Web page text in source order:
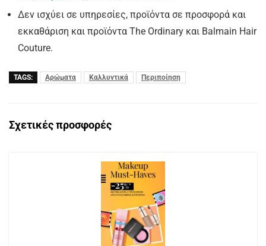
Δεν ισχύει σε υπηρεσίες, προϊόντα σε προσφορά και
εκκαθάριση και προϊόντα The Ordinary και Balmain Hair
Couture.
TAGS: Αρώματα Καλλυντικά Περιποίηση
Σχετικές προσφορές